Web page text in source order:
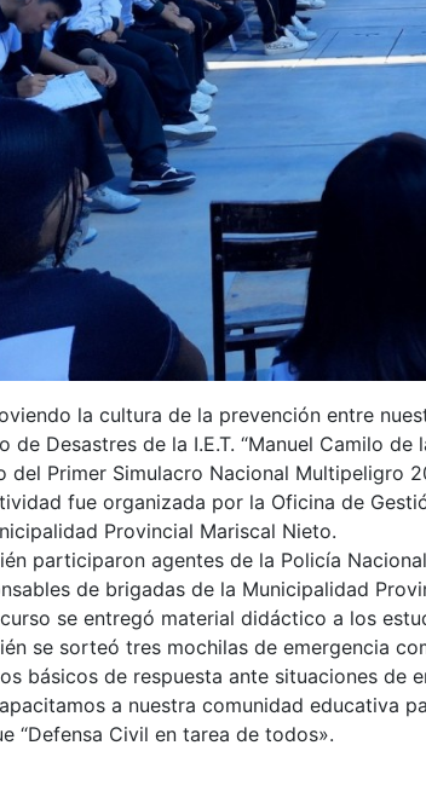
la cultura de la prevención entre
de Desastres de la I.E.T. “Manuel Camilo
del Primer Simulacro Nacional Multipeligro
fue organizada por la Oficina de
Provincial Mariscal Nieto.
participaron agentes de la Policía
de brigadas de la Municipalidad
se entregó material didáctico a los
se sorteó tres mochilas de emergencia
básicos de respuesta ante situaciones de
a nuestra comunidad educativa
“Defensa Civil en tarea de todos».